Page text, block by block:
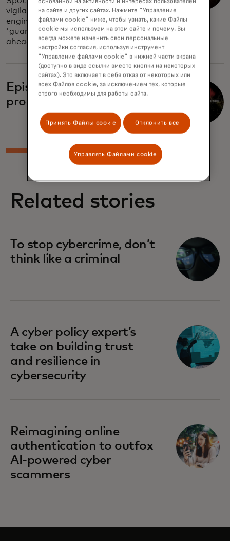
vigilance. Understand deceptive social
engineering and the dangers of
'guaranteed returns' — stay one step
ahead.
Episode four: Broken
promises, part one
Related stories
To stop cybercrime, don’t
think like a criminal
A cyber policy expert’s
take on building trust
and resilience in
cybersecurity
Reimagining online
authentication to outfox
AI-powered cyber
scammers
на сайте и других сайтах. Нажмите "Управление
файлами cookie" ниже, чтобы узнать, какие Файлы
cookie мы используем на этом сайте и почему. Вы
всегда можете изменить свои персональные
настройки согласия, используя инструмент
"Управление файлами cookie" в нижней части экрана
(доступно в виде ссылки вместо кнопки на некоторых
сайтах). Это включает в себя отказ от некоторых или
всех Файлов cookie, за исключением тех, которые
строго необходимы для работы сайта.
Принять Файлы cookie Отклонить все
Управлять Файлами cookie